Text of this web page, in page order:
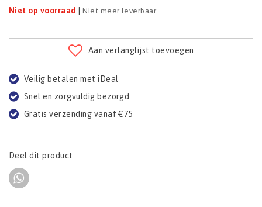
Niet op voorraad |Niet meer leverbaar
Aan verlanglijst toevoegen
Veilig betalen met iDeal
Snel en zorgvuldig bezorgd
Gratis verzending vanaf €75
Deel dit product